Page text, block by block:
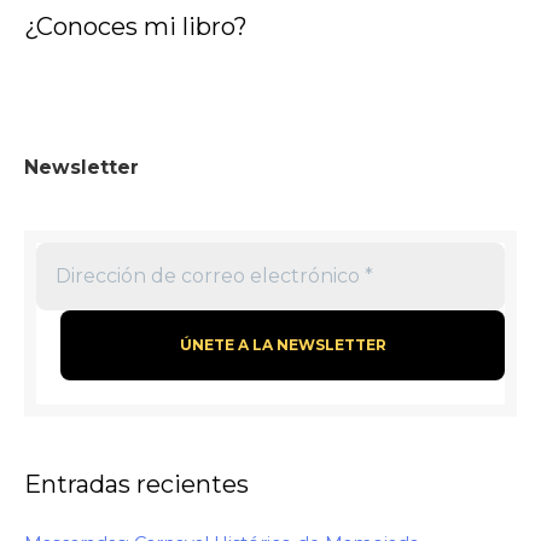
:¿Conoces mi libro?
Newsletter
Entradas recientes